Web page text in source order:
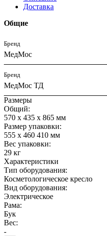
Доставка
Общие
Бренд
МедМос
Бренд
МедМос ТД
Размеры
Общий:
570 х 435 х 865 мм
Размер упаковки:
555 х 460 410 мм
Вес упаковки:
29 кг
Характеристики
Тип оборудования:
Косметологическое кресло
Вид оборудования:
Электрическое
Рама:
Бук
Вес:
-